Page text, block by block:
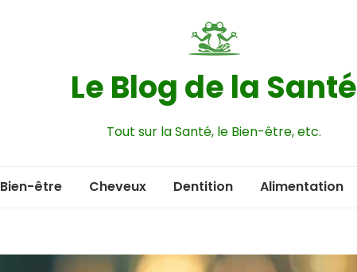
Le Blog de la Santé
Tout sur la Santé, le Bien-être, etc.
Bien-être Cheveux Dentition Alimentation